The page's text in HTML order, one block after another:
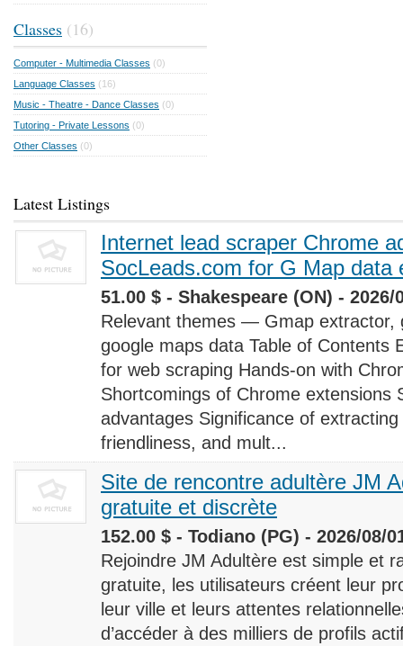
Classes (16)
Computer - Multimedia Classes (0)
Language Classes (16)
Music - Theatre - Dance Classes (0)
Tutoring - Private Lessons (0)
Other Classes (0)
Latest Listings
Internet lead scraper Chrome
SocLeads.com for G Map data
51.00 $ - Shakespeare (ON) - 2026/
Relevant themes — Gmap extractor,
google maps data Table of Contents
for web scraping Hands-on with
Shortcomings of Chrome extensions
advantages Significance of
friendliness, and mult...
Site de rencontre adultère JM
gratuite et discrète
152.00 $ - Todiano (PG) - 2026/08/
Rejoindre JM Adultère est simple et
gratuite, les utilisateurs créent leur
leur ville et leurs attentes
d’accéder à des milliers de profils